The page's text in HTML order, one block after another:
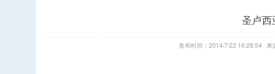
圣卢西
发布时间：2014/7/22 16:28:54